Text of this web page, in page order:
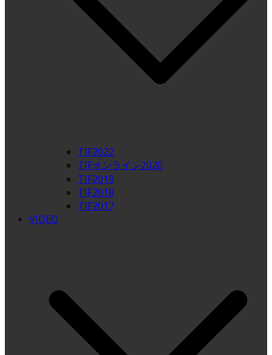
TIF2022
TIFオンライン2020
TIF2019
TIF2018
TIF2017
VIDEO